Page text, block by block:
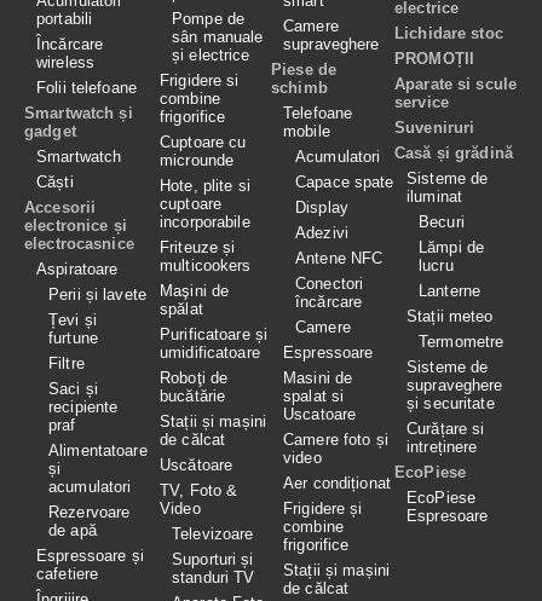
portabili
Încărcare
wireless
Folii telefoane
Smartwatch și
gadget
Smartwatch
Căști
Accesorii
electronice și
electrocasnice
Aspiratoare
Perii și lavete
Țevi și
furtune
Filtre
Saci și
recipiente
praf
Alimentatoare
și
acumulatori
Rezervoare
de apă
Espressoare și
cafetiere
Pompe de
sân manuale
și electrice
Frigidere si
combine
frigorifice
Cuptoare cu
microunde
Hote, plite si
cuptoare
incorporabile
Friteuze și
multicookers
Maşini de
spălat
Purificatoare și
umidificatoare
Roboţi de
bucătărie
Stații și mașini
de călcat
Uscătoare
TV, Foto &
Video
Televizoare
Suporturi și
standuri TV
Camere
supraveghere
Piese de
schimb
Telefoane
mobile
Acumulatori
Capace spate
Display
Adezivi
Antene NFC
Conectori
încărcare
Camere
Espressoare
Masini de
spalat si
Uscatoare
Camere foto și
video
Aer condiționat
Frigidere și
combine
frigorifice
Stații și mașini
de călcat
electrice
Lichidare stoc
PROMOȚII
Aparate si scule
service
Suveniruri
Casă și grădină
Sisteme de
iluminat
Becuri
Lămpi de
lucru
Lanterne
Stații meteo
Termometre
Sisteme de
supraveghere
și securitate
Curățare si
intreținere
EcoPiese
EcoPiese
Espresoare